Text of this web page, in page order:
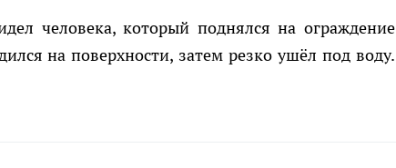
человека, который поднялся на ограждение
на поверхности, затем резко ушёл под воду.